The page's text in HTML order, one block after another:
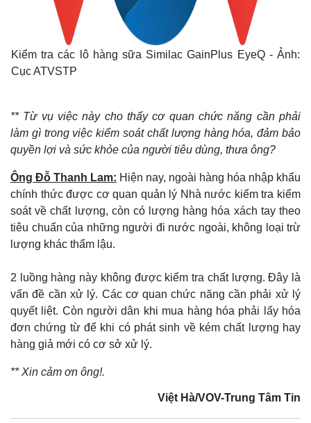
Kiểm tra các lô hàng sữa Similac GainPlus EyeQ - Ảnh:
Cục ATVSTP
** Từ vụ việc này cho thấy cơ quan chức năng cần phải
làm gì trong việc kiểm soát chất lượng hàng hóa, đảm bảo
quyền lợi và sức khỏe của người tiêu dùng, thưa ông?
Ông Đỗ Thanh Lam: Hiện nay, ngoài hàng hóa nhập khẩu
chính thức được cơ quan quản lý Nhà nước kiểm tra kiểm
soát về chất lượng, còn có lượng hàng hóa xách tay theo
tiêu chuẩn của những người đi nước ngoài, không loại trừ
lượng khác thẩm lậu.
2 luồng hàng này không được kiểm tra chất lượng. Đây là
vấn đề cần xử lý. Các cơ quan chức năng cần phải xử lý
quyết liệt. Còn người dân khi mua hàng hóa phải lấy hóa
đơn chứng từ để khi có phát sinh về kém chất lượng hay
hàng giả mới có cơ sở xử lý.
** Xin cảm ơn ông!.
Việt Hà/VOV-Trung Tâm Tin